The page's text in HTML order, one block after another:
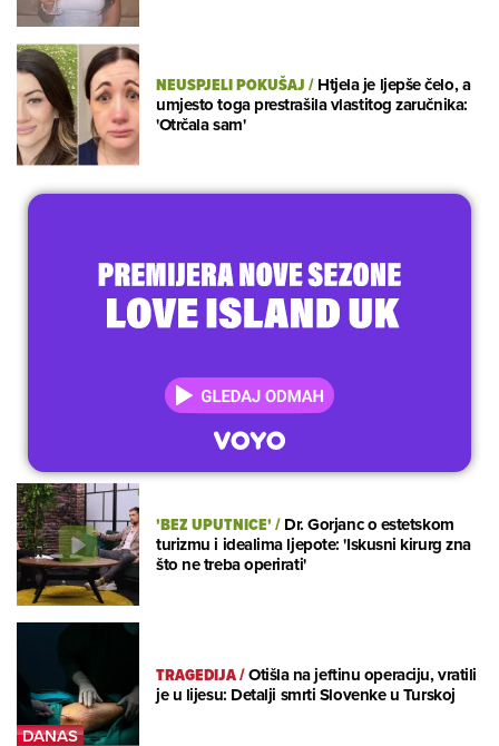
NEUSPJELI POKUŠAJ/Htjela je ljepše čelo, a
umjesto toga prestrašila vlastitog zaručnika:
'Otrčala sam'
'BEZ UPUTNICE'/Dr. Gorjanc o estetskom
turizmu i idealima ljepote: 'Iskusni kirurg zna
što ne treba operirati'
TRAGEDIJA/Otišla na jeftinu operaciju, vratili
je u lijesu: Detalji smrti Slovenke u Turskoj